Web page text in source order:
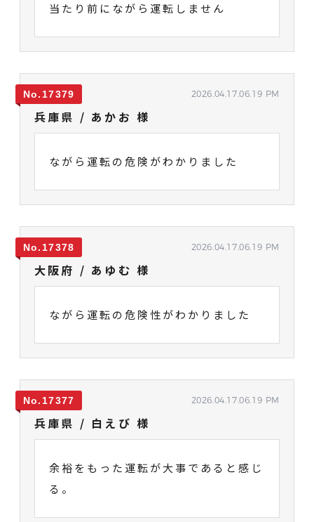
当たり前にながら運転しません
2026.04.17.06.19 PM
17379
兵庫県 / あかお 様
ながら運転の危険がわかりました
2026.04.17.06.19 PM
17378
大阪府 / あゆむ 様
ながら運転の危険性がわかりました
2026.04.17.06.19 PM
17377
兵庫県 / 白えび 様
余裕をもった運転が大事であると感じ
る。